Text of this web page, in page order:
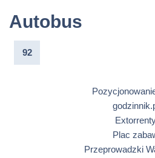
Autobus
92
Plac
Przeprowadzki